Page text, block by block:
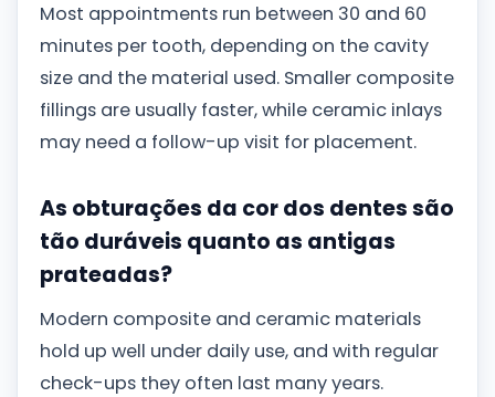
Most appointments run between 30 and 60
minutes per tooth, depending on the cavity
size and the material used. Smaller composite
fillings are usually faster, while ceramic inlays
may need a follow-up visit for placement.
As obturações da cor dos dentes são
tão duráveis ​​quanto as antigas
prateadas?
Modern composite and ceramic materials
hold up well under daily use, and with regular
check-ups they often last many years.